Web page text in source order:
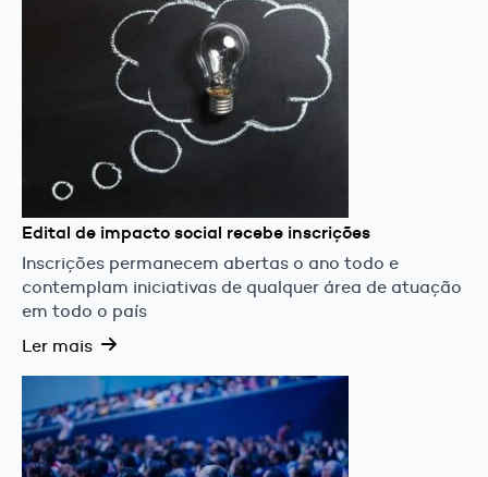
Edital de impacto social recebe inscrições
Inscrições permanecem abertas o ano todo e
contemplam iniciativas de qualquer área de atuação
em todo o país
Ler mais